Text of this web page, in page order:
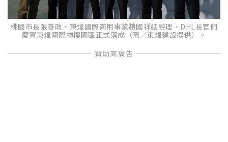
桃園市長張善政、東煒國際商用事業趙國祥總經理、DHL長官們
慶賀東煒國際物樓園區正式落成（圖／東煒建設提供）。